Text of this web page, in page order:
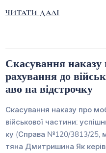
ЧИТАТИ ДАЛІ
Скасування наказу
рахування до
аво на відстрочку
Скасування наказу про
військової частини:
ку (Справа №120/3813/25,
тяна Дмитришина Як